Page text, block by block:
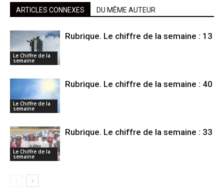
ARTICLES CONNEXES DU MÊME AUTEUR
Le Chiffre de la
semaine
Rubrique. Le chiffre de la semaine : 13
Le Chiffre de la
semaine
Rubrique. Le chiffre de la semaine : 40
Le Chiffre de la
semaine
Rubrique. Le chiffre de la semaine : 33